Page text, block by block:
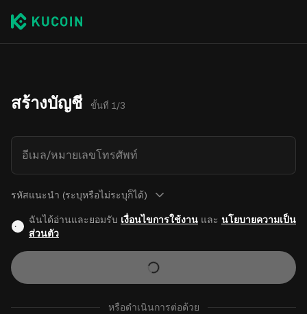
สร้างบัญชี ขั้นที่ 1/3
อีเมล/หมายเลขโทรศัพท์
รหัสแนะนำ (ระบุหรือไม่ระบุก็ได้)
ฉันได้อ่านและยอมรับ เงื่อนไขการใช้งานและ นโยบายความเป็น
ส่วนตัว
หรือดำเนินการต่อด้วย